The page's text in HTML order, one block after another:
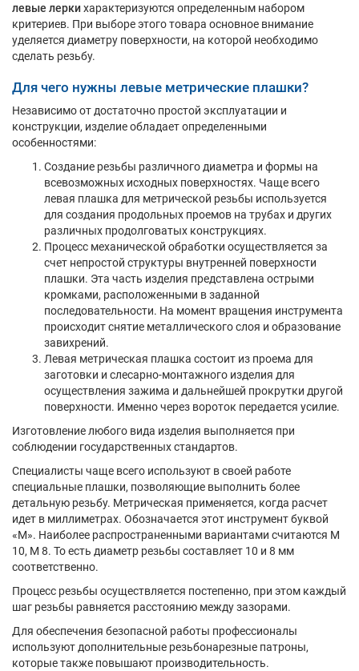
левые леркихарактеризуются определенным набором
критериев. При выборе этого товара основное внимание
уделяется диаметру поверхности, на которой необходимо
сделать резьбу.
Для чего нужны левые метрические плашки?
Независимо от достаточно простой эксплуатации и
конструкции, изделие обладает определенными
особенностями:
Создание резьбы различного диаметра и формы на
всевозможных исходных поверхностях. Чаще всего
левая плашка для метрической резьбы используется
для создания продольных проемов на трубах и других
различных продолговатых конструкциях.
Процесс механической обработки осуществляется за
счет непростой структуры внутренней поверхности
плашки. Эта часть изделия представлена острыми
кромками, расположенными в заданной
последовательности. На момент вращения инструмента
происходит снятие металлического слоя и образование
завихрений.
Левая метрическая плашка состоит из проема для
заготовки и слесарно-монтажного изделия для
осуществления зажима и дальнейшей прокрутки другой
поверхности. Именно через вороток передается усилие.
Изготовление любого вида изделия выполняется при
соблюдении государственных стандартов.
Специалисты чаще всего используют в своей работе
специальные плашки, позволяющие выполнить более
детальную резьбу. Метрическая применяется, когда расчет
идет в миллиметрах. Обозначается этот инструмент буквой
«М». Наиболее распространенными вариантами считаются М
10, М 8. То есть диаметр резьбы составляет 10 и 8 мм
соответственно.
Процесс резьбы осуществляется постепенно, при этом каждый
шаг резьбы равняется расстоянию между зазорами.
Для обеспечения безопасной работы профессионалы
используют дополнительные резьбонарезные патроны,
которые также повышают производительность.